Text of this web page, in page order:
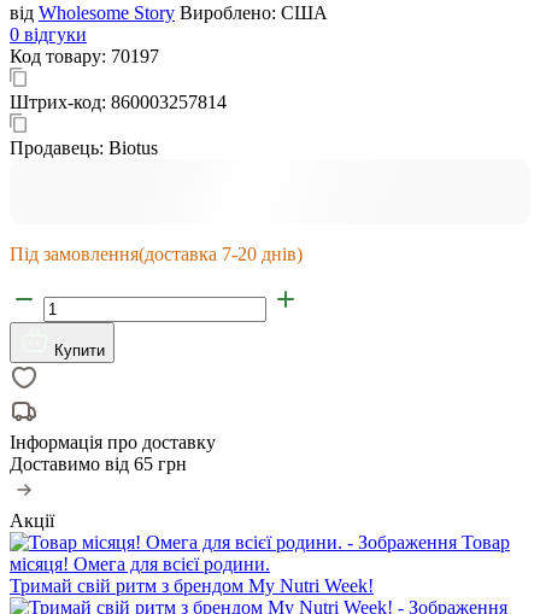
від Wholesome Story Вироблено: США
0 відгуки
Код товару: 70197
Штрих-код: 860003257814
Продавець: Biotus
Під замовлення(доставка 7-20 днів)
Купити
Інформація про доставку
Доставимо від 65 грн
Акції
Товар
місяця! Омега для всієї родини.
Тримай свій ритм з брендом My Nutri Week!